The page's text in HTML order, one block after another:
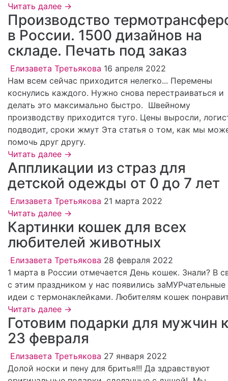
Читать далее →
Производство
в России. 1500 дизайнов на
складе. Печать под заказ
Елизавета Третьякова 16 апреля 2022
Нам всем сейчас приходится нелегко... Перемены
коснулись каждого. Нужно снова перестраиваться и
делать это максимально быстро. Швейному
производству приходится туго. Цены выросли,
подводит, сроки жмут Эта статья о том, как мы
помочь друг другу.
Читать далее →
Аппликации из страз для
детской одежды от 0 до 7 лет
Елизавета Третьякова 21 марта 2022
Читать далее →
Картинки кошек для всех
любителей животных
Елизавета Третьякова 28 февраля 2022
1 марта в России отмечается День кошек. Знали? В
с этим праздником у нас появились заМУРчательные
идеи с термонаклейками. Любителям кошек
Читать далее →
Готовим подарки для мужчин к
23 февраля
Елизавета Третьякова 27 января 2022
Долой носки и пену для бритья!!! Да здравствуют